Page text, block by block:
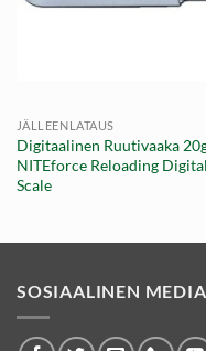
JÄLLEENLATAUS
Digitaalinen Ruutivaaka
NITEforce Reloading Digital
Scale
SOSIAALINEN MEDIA